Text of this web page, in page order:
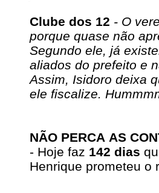
Clube dos 12 - O
porque quase não
Segundo ele, já
aliados do prefeito e
Assim, Isidoro deixa
ele fiscalize.
NÃO PERCA AS
- Hoje faz 142 dias
Henrique prometeu